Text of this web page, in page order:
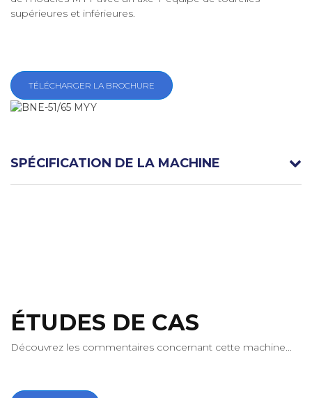
supérieures et inférieures.
TÉLÉCHARGER LA BROCHURE
SPÉCIFICATION DE LA MACHINE
ÉTUDES DE CAS
Découvrez les commentaires concernant cette machine...